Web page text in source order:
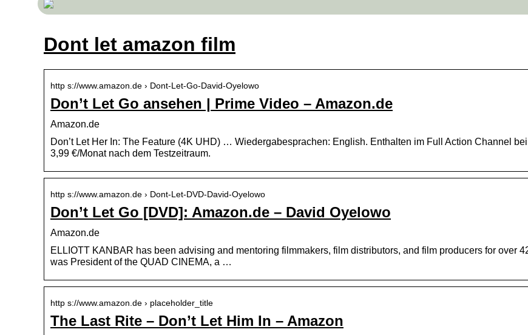
Dont let amazon film
http s://www.amazon.de › Dont-Let-Go-David-Oyelowo
Don’t Let Go ansehen | Prime Video – Amazon.de
Amazon.de
Don’t Let Her In: The Feature (4K UHD) … Wiedergabesprachen: English. Enthalten im Full Action Channel
3,99 €/Monat nach dem Testzeitraum.
http s://www.amazon.de › Dont-Let-DVD-David-Oyelowo
Don’t Let Go [DVD]: Amazon.de – David Oyelowo
Amazon.de
ELLIOTT KANBAR has been advising and mentoring filmmakers, film distributors, and film producers for over
was President of the QUAD CINEMA, a …
http s://www.amazon.de › placeholder_title
The Last Rite – Don’t Let Him In – Amazon